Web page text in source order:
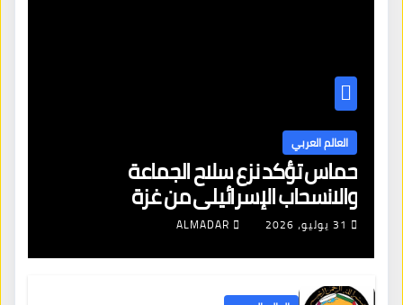
العالم العربي
حماس تؤكد نزع سلاح الجماعة
والانسحاب الإسرائيلي من غزة
31 يوليو، 2026 ALMADAR